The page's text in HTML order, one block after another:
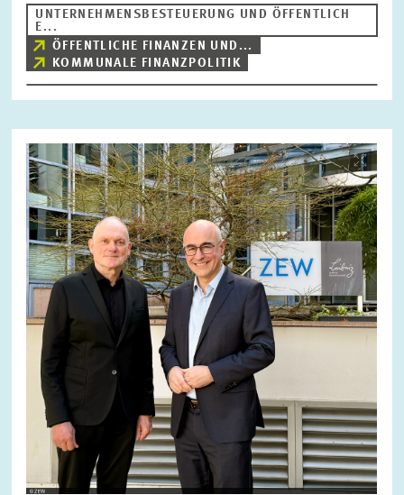
UNTERNEHMENSBESTEUERUNG UND ÖFFENTLICH
E...
ÖFFENTLICHE FINANZEN UND...
KOMMUNALE FINANZPOLITIK
Bild
öffnet
in
vergrößerter
Ansicht